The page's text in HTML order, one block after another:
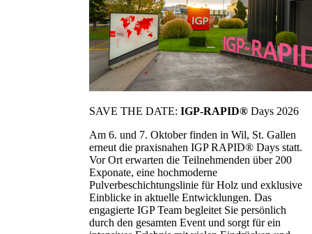
SAVE THE DATE: IGP-RAPID® Days 2026
Am 6. und 7. Oktober finden in Wil, St. Gallen
erneut die praxisnahen IGP RAPID® Days statt.
Vor Ort erwarten die Teilnehmenden über 200
Exponate, eine hochmoderne
Pulverbeschichtungslinie für Holz und exklusive
Einblicke in aktuelle Entwicklungen. Das
engagierte IGP Team begleitet Sie persönlich
durch den gesamten Event und sorgt für ein